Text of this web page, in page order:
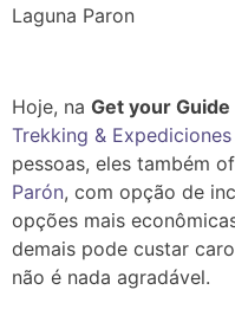
Laguna Paron
Hoje, na Get your Guide
Trekking & Expediciones
pessoas, eles também
Parón, com opção de
opções mais
demais pode custar
não é nada agradável.